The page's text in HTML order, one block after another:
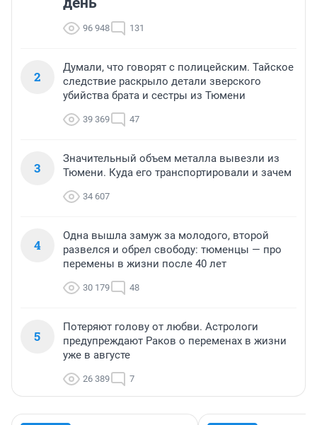
96 948 131
2
Думали, что говорят с полицейским. Тайское
следствие раскрыло детали зверского
убийства брата и сестры из Тюмени
39 369 47
3
Значительный объем металла вывезли из
Тюмени. Куда его транспортировали и зачем
34 607
4
Одна вышла замуж за молодого, второй
развелся и обрел свободу: тюменцы — про
перемены в жизни после 40 лет
30 179 48
5
Потеряют голову от любви. Астрологи
предупреждают Раков о переменах в жизни
уже в августе
26 389 7